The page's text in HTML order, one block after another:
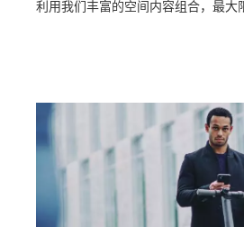
利用我们丰富的空间内容组合，最大